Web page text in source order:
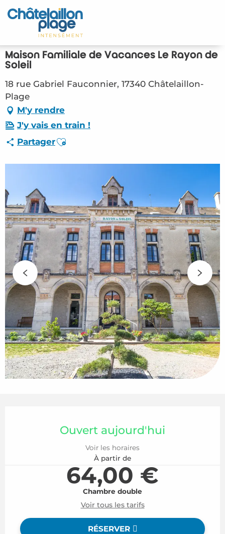
Aller
au
principal
Accueil
Découvrir
A vivre
Rendez-vous
Votre séjour
Maison Familiale de Vacances Le Rayon de
Soleil
18 rue Gabriel Fauconnier, 17340 Châtelaillon-
Plage
M'y rendre
J'y vais en train !
PartagerAjouter aux favoris
Ouvert aujourd'hui
Voir les horaires
À partir de
64,00 €
Chambre double
Voir tous les tarifs
RÉSERVER